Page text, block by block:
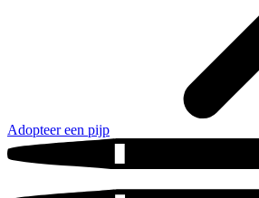
Adopteer een pijp